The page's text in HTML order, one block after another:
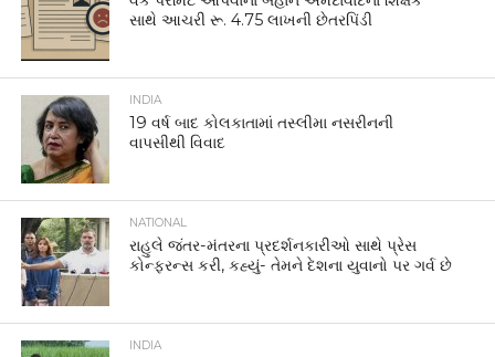
સાથે આચરી રૂ. 4.75 લાખની છેતરપિંડી
INDIA
19 વર્ષ બાદ કોલકાતામાં તસ્લીમા નસરીનની
વાપસીથી વિવાદ
NATIONAL
રાહુલે જંતર-મંતરના પ્રદર્શનકારીઓ સાથે પ્રેસ
કોન્ફરન્સ કરી, કહ્યું- તેમને દેશના યુવાનો પર ગર્વ છે
INDIA